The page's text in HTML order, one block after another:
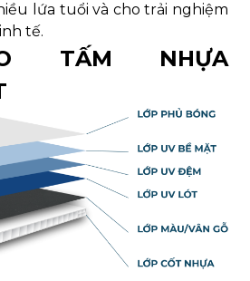
lứa tuổi và cho trải nghiệm
tế.
TẤM NHỰA